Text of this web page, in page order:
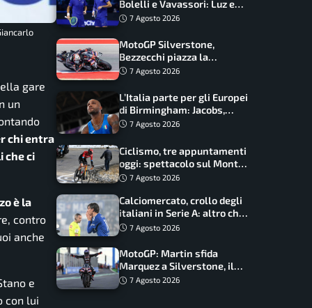
gare
un
chi entra
che ci
è la
contro
anche
e
con lui
Bolelli e Vavassori: Luz e
Matos fermano gli azzurri
7 Agosto 2026
MotoGP Silverstone,
Bezzecchi piazza la
zampata: Aprilia domina,
7 Agosto 2026
L’Italia parte per gli Europei
di Birmingham: Jacobs,
Tamberi e Battocletti
record
7 Agosto 2026
Ciclismo, tre appuntamenti
oggi: spettacolo sul Mont
Ventoux, orari e come
7 Agosto 2026
Calciomercato, crollo degli
italiani in Serie A: altro che
svolta dopo il Mondiale
7 Agosto 2026
MotoGP: Martin sfida
Marquez a Silverstone, il
programma e gli orari
7 Agosto 2026